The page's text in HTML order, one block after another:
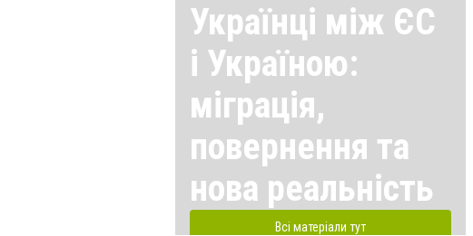
Українці між ЄС
і Україною:
міграція,
повернення та
нова реальність
Всі матеріали тут